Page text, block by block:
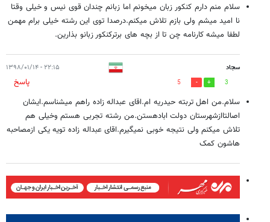
سلام منم دارم کنکور زبان میخونم اما زبانم چندان قوی نیس و خیلی وقتا
نا امید میشم ولی بازم تلاش میکنم.درصدا توی این رشته خیلی برام مهمن
لطفا میشه کارنامه چن تا از بچه های برترکنکور زبانو بذارین.
سجاد ۲۲:۱۵ - ۱۳۹۸/۰۱/۱۴
3
5
پاسخ
سلام.من اهل تربته حیدریه ام.اقای عبداله زاده راهم میشناسم.ایشان
اصالتاازشهرستان دولت ابادهستن.من رشته تجربی هستم وخیلی هم
تلاش میکنم ولی نتیجه خوبی نمیگیرم.اقای عبداله زاده تویه یکی ازمصاحبه
هاشون کمک